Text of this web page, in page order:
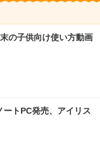
の子供向け使い方動画
トPC発売、アイリス